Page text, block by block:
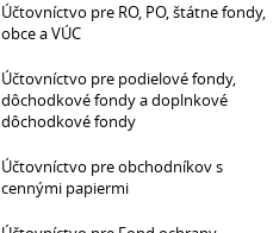
Účtovníctvo pre RO, PO, štátne fondy,
obce a VÚC
Účtovníctvo pre podielové fondy,
dôchodkové fondy a doplnkové
dôchodkové fondy
Účtovníctvo pre obchodníkov s
cennými papiermi